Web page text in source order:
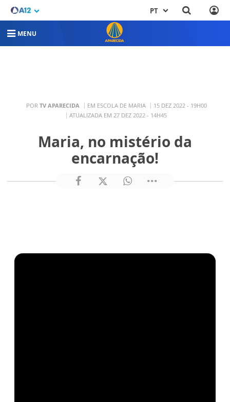
PT
MENU
POR TV APARECIDA EM ESCOLA DE MARIA
15 DEZ 2022 - 19H00
ATUALIZADA EM 27 DEZ 2022 - 14H45
Maria, no mistério da
encarnação!